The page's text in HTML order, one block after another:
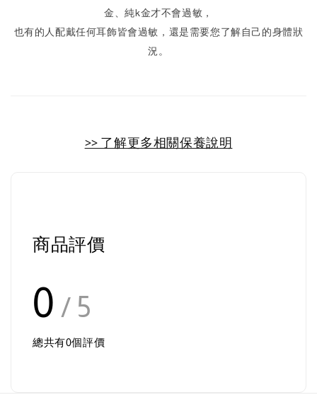
金、純k金才不會過敏，
也有的人配戴任何耳飾皆會過敏，還是需要您了解自己的身體狀
況。
>> 了解更多相關保養說明
商品評價
0 / 5
總共有0個評價